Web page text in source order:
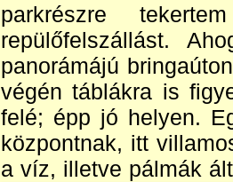
parkrészre
repülőfelszállást.
panorámájú
végén táblákra is
felé; épp jó helyen.
központnak, itt
a víz, illetve pálmák